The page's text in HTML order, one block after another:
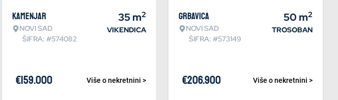
Kamenjar
NOVI SAD
ŠIFRA: #574082
35m2
VIKENDICA
Više o nekretnini >
€159.000
Grbavica
NOVI SAD
ŠIFRA: #573149
50 m2
TROSOBAN
Više o nekretnini >
€206.900